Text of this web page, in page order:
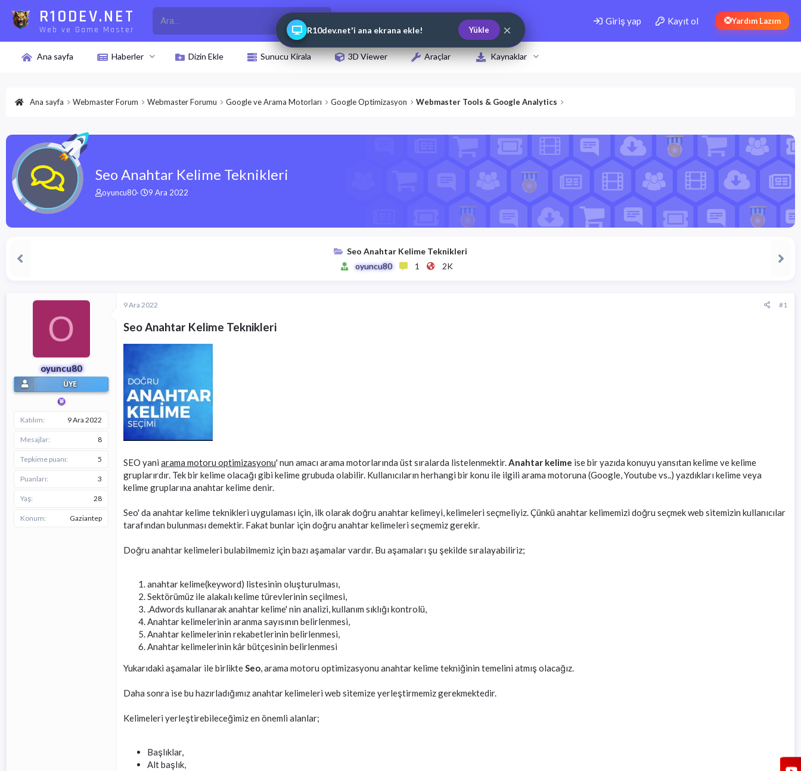
R10DEV.NET
Web ve Game Master
Giriş yap Kayıt ol Yardım Lazım
Ana sayfa Haberler Dizin Ekle Sunucu Kirala 3D Viewer Araçlar Kaynaklar
Ana sayfa Webmaster Forum Webmaster Forumu Google ve Arama Motorları Google Optimizasyon Webmaster Tools & Google Analytics
Seo Anahtar Kelime Teknikleri
Koyuncu80
B
r
i
h
i
9 Ara 2022
Seo Anahtar Kelime Teknikleri
oyuncu80
1 2K
O
oyuncu80
ÜYE
Katılım 9 Ara 2022
Mesajlar 8
Tepkime puanı 5
Puanları 3
Yaş 28
Konum Gaziantep
9 Ara 2022 #1
Seo Anahtar Kelime Teknikleri
SEO yani arama motoru optimizasyonu' nun amacı arama motorlarında üst sıralarda listelenmektir.Anahtar kelime ise bir yazıda konuyu yansıtan kelime ve kelime
gruplarırdır. Tek bir kelime olacağı gibi kelime grubuda olabilir. Kullanıcıların herhangi bir konu ile ilgili arama motoruna (Google, Youtube vs..) yazdıkları kelime veya
kelime gruplarına anahtar kelime denir.
Seo' da anahtar kelime teknikleri uygulaması için, ilk olarak doğru anahtar kelimeyi, kelimeleri seçmeliyiz. Çünkü anahtar kelimemizi doğru seçmek web sitemizin kullanıcılar
tarafından bulunması demektir. Fakat bunlar için doğru anahtar kelimeleri seçmemiz gerekir.
Doğru anahtar kelimeleri bulabilmemiz için bazı aşamalar vardır. Bu aşamaları şu şekilde sıralayabiliriz;
anahtar kelime(keyword) listesinin oluşturulması,
Sektörümüz ile alakalı kelime türevlerinin seçilmesi,
.Adwords kullanarak anahtar kelime' nin analizi, kullanım sıklığı kontrolü,
Anahtar kelimelerinin aranma sayısının belirlenmesi,
Anahtar kelimelerinin rekabetlerinin belirlenmesi,
Anahtar kelimelerinin kâr bütçesinin belirlenmesi
Yukarıdaki aşamalar ile birlikteSeo, arama motoru optimizasyonu anahtar kelime tekniğinin temelini atmış olacağız.
Daha sonra ise bu hazırladığımız anahtar kelimeleri web sitemize yerleştirmemiz gerekmektedir.
Kelimeleri yerleştirebileceğimiz en önemli alanlar;
Başlıklar,
Alt başlık,
R10dev.net'i ana ekrana ekle! Yükle ×